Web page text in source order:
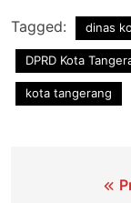
Tagged: dinas
DPRD Kota
kota tangerang
Navigasi